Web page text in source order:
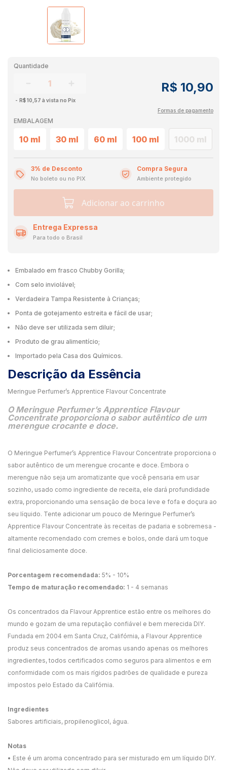
Quantidade
R$ 10,90
R$ 10,57 à vista no Pix
Formas de pagamento
EMBALAGEM
10 ml 30 ml 60 ml 100 ml 1000 ml
3% de Desconto
No boleto ou no PIX
Compra Segura
Ambiente protegido
Adicionar ao carrinho
Entrega Expressa
Para todo o Brasil
Embalado em frasco Chubby Gorilla;
Com selo inviolável;
Verdadeira Tampa Resistente à Crianças;
Ponta de gotejamento estreita e fácil de usar;
Não deve ser utilizada sem diluir;
Produto de grau alimentício;
Importado pela Casa dos Químicos.
Descrição da Essência
Meringue Perfumer’s Apprentice Flavour Concentrate
O Meringue Perfumer’s Apprentice Flavour
Concentrate proporciona o sabor autêntico de um
merengue crocante e doce.
O Meringue Perfumer’s Apprentice Flavour Concentrate proporciona o
sabor autêntico de um merengue crocante e doce. Embora o
merengue não seja um aromatizante que você pensaria em usar
sozinho, usado como ingrediente de receita, ele dará profundidade
extra, proporcionando uma sensação de boca leve e fofa e doçura ao
seu líquido. Tente adicionar um pouco de Meringue Perfumer’s
Apprentice Flavour Concentrate às receitas de padaria e sobremesa -
altamente recomendado com cremes e bolos, onde dará um toque
final deliciosamente doce.
Porcentagem recomendada: 5% - 10%
Tempo de maturação recomendado: 1 - 4 semanas
Os concentrados da Flavour Apprentice estão entre os melhores do
mundo e gozam de uma reputação confiável e bem merecida DIY.
Fundada em 2004 em Santa Cruz, Califórnia, a Flavour Apprentice
produz seus concentrados de aromas usando apenas os melhores
ingredientes, todos certificados como seguros para alimentos e em
conformidade com os mais rígidos padrões de qualidade e pureza
impostos pelo Estado da Califórnia.
Ingredientes
Sabores artificiais, propilenoglicol, água.
Notas
• Este é um aroma concentrado para ser misturado em um líquido DIY.